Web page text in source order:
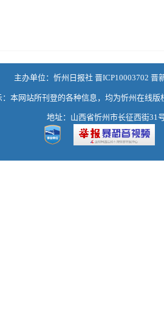
主办单位：忻州日报社 晋ICP10003702 晋
：本网站所刊登的各种信息，均为忻州在线
地址：山西省忻州市长征西街31